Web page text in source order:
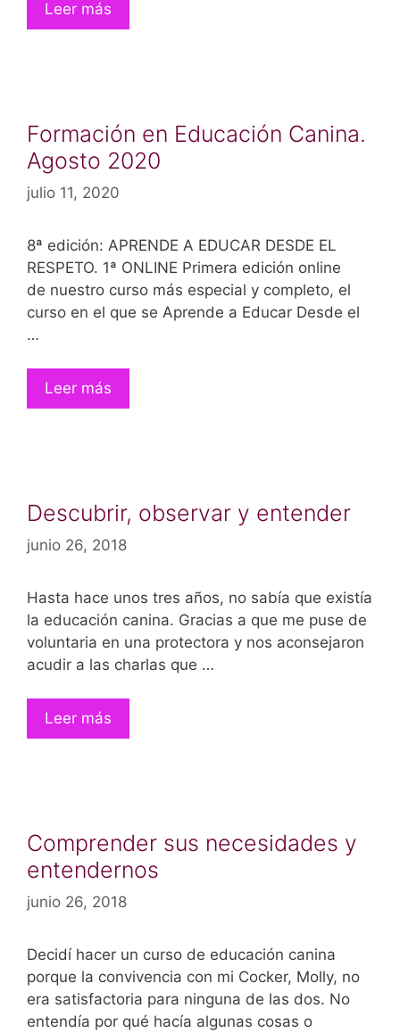
Leer más
Formación en Educación Canina.
Agosto 2020
julio 11, 2020
8ª edición: APRENDE A EDUCAR DESDE EL
RESPETO. 1ª ONLINE Primera edición online
de nuestro curso más especial y completo, el
curso en el que se Aprende a Educar Desde el
…
Leer más
Descubrir, observar y entender
junio 26, 2018
Hasta hace unos tres años, no sabía que existía
la educación canina. Gracias a que me puse de
voluntaria en una protectora y nos aconsejaron
acudir a las charlas que …
Leer más
Comprender sus necesidades y
entendernos
junio 26, 2018
Decidí hacer un curso de educación canina
porque la convivencia con mi Cocker, Molly, no
era satisfactoria para ninguna de las dos. No
entendía por qué hacía algunas cosas o